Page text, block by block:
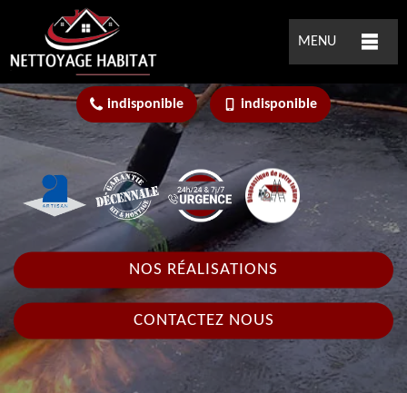
MENU
indisponible indisponible
NOS RÉALISATIONS
CONTACTEZ NOUS